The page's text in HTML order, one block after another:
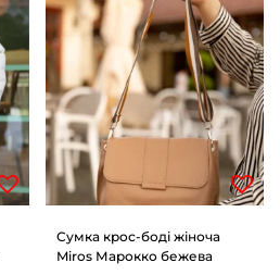
Сумка крос-боді жіноча
Miros Марокко бежева